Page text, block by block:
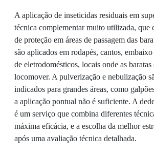
A aplicação de inseticidas residuais em
técnica complementar muito utilizada, que
de proteção em áreas de passagem das
são aplicados em rodapés, cantos,
de eletrodomésticos, locais onde as baratas
locomover. A pulverização e nebulização
indicados para grandes áreas, como
a aplicação pontual não é suficiente. A
é um serviço que combina diferentes
máxima eficácia, e a escolha da melhor
após uma avaliação técnica detalhada.